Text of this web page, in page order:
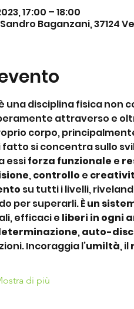
17:00 – 18:00
Sandro Baganzani, 37124
una disciplina fisica non
attraverso e
corpo,
fatto si concentra sullo
essi forza funzionale e
, controllo e
su tutti i livelli,
per superarli. È un
efficaci e liberi in ogni
, auto-
Incoraggia l’umiltà, il
di più